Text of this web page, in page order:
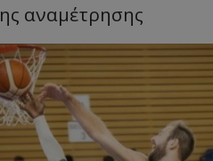
αναμέτρησης